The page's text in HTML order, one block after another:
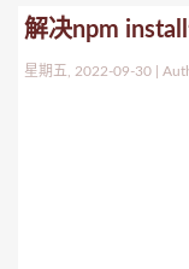
解决npm
星期五, 2022-09-30 |